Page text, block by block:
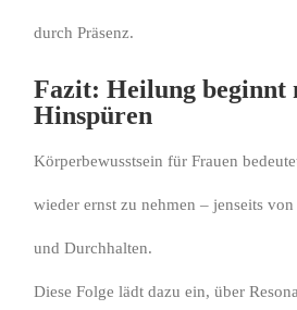
durch Präsenz.
Fazit: Heilung beginnt
Hinspüren
Körperbewusstsein für Frauen
wieder ernst zu nehmen – jenseits
und Durchhalten.
Diese Folge lädt dazu ein, über